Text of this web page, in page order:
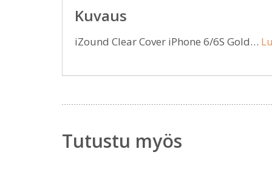
Kuvaus
iZound Clear Cover iPhone 6/6S Gold…
Tutustu myös